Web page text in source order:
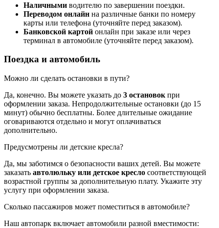
Наличными водителю по завершении поездки.
Переводом онлайн на различные банки по номеру
карты или телефона (уточняйте перед заказом).
Банковской картой онлайн при заказе или через
терминал в автомобиле (уточняйте перед заказом).
Поездка и автомобиль
Можно ли сделать остановки в пути?
Да, конечно. Вы можете указать до 3 остановок при
оформлении заказа. Непродолжительные остановки (до 15
минут) обычно бесплатны. Более длительные ожидание
оговариваются отдельно и могут оплачиваться
дополнительно.
Предусмотрены ли детские кресла?
Да, мы заботимся о безопасности ваших детей. Вы можете
заказать автолюльку или детское кресло соответствующей
возрастной группы за дополнительную плату. Укажите эту
услугу при оформлении заказа.
Сколько пассажиров может поместиться в автомобиле?
Наш автопарк включает автомобили разной вместимости: